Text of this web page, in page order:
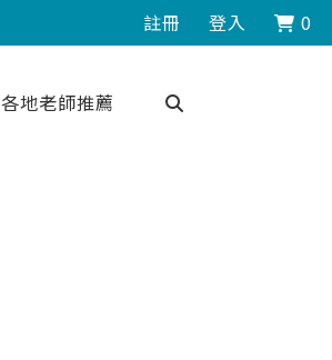
註冊 登入 0
各地老師推薦